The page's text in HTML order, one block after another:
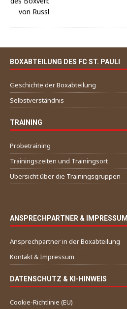
BOXABTEILUNG DES FC ST. PAULI
Geschichte der Boxabteilung
Selbstverständnis
TRAINING
Probetraining
Trainingszeiten und Trainingsort
Übersicht über die Trainingsgruppen
ANSPRECHPARTNER & IMPRESSUM
Ansprechpartner in der Boxabteilung
Kontakt & Impressum
DATENSCHUTZ & KI-HINWEIS
Cookie-Richtlinie (EU)